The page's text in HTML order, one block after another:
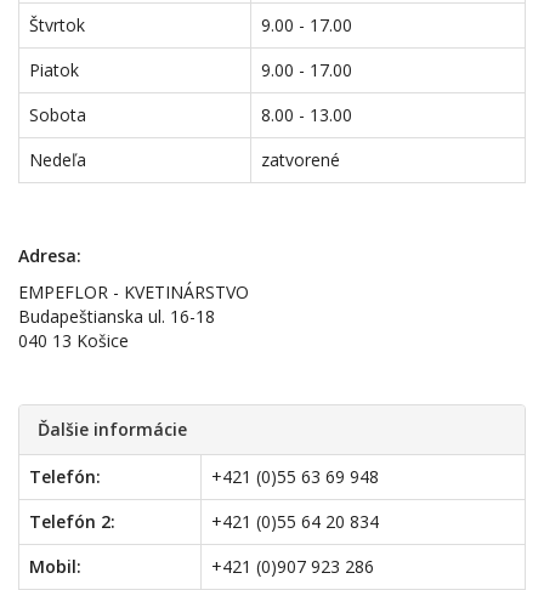
Štvrtok
9.00 - 17.00
Piatok
9.00 - 17.00
Sobota
8.00 - 13.00
Nedeľa
zatvorené
Adresa:
EMPEFLOR - KVETINÁRSTVO
Budapeštianska ul. 16-18
040 13 Košice
Ďalšie informácie
Telefón:
+421 (0)55 63 69 948
Telefón 2:
+421 (0)55 64 20 834
Mobil:
+421 (0)907 923 286